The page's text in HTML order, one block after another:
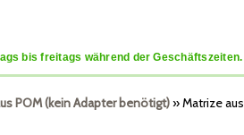
bis freitags während der Geschäftszeiten.
POM (kein Adapter benötigt)»Matrize aus